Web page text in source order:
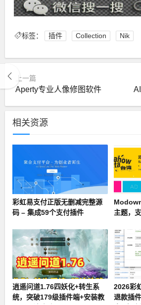
标签： 插件 Collection Nik
上一篇
Aperty专业人像修图软件
相关资源
彩虹易支付正版无删减完整源
码 – 集成59个支付插件
主题，
教程
逍遥问道1.76四妖化+转生系
统，突破179级插件端+安装教
2026彩
退款插